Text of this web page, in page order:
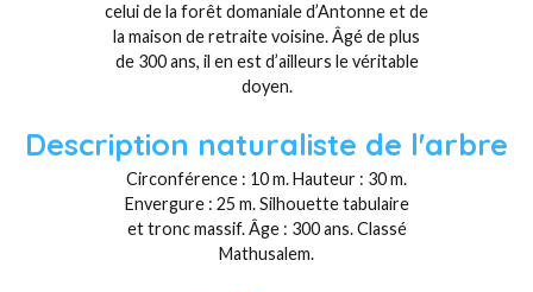
celui de la forêt domaniale d’Antonne et de
la maison de retraite voisine. Âgé de plus
de 300 ans, il en est d’ailleurs le véritable
doyen.
Description naturaliste de l'arbre
Circonférence : 10 m. Hauteur : 30 m.
Envergure : 25 m. Silhouette tabulaire
et tronc massif. Âge : 300 ans. Classé
Mathusalem.